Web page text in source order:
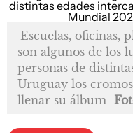
Escuelas, oficinas,
son algunos de los
personas de
Uruguay los
llenar su álbum